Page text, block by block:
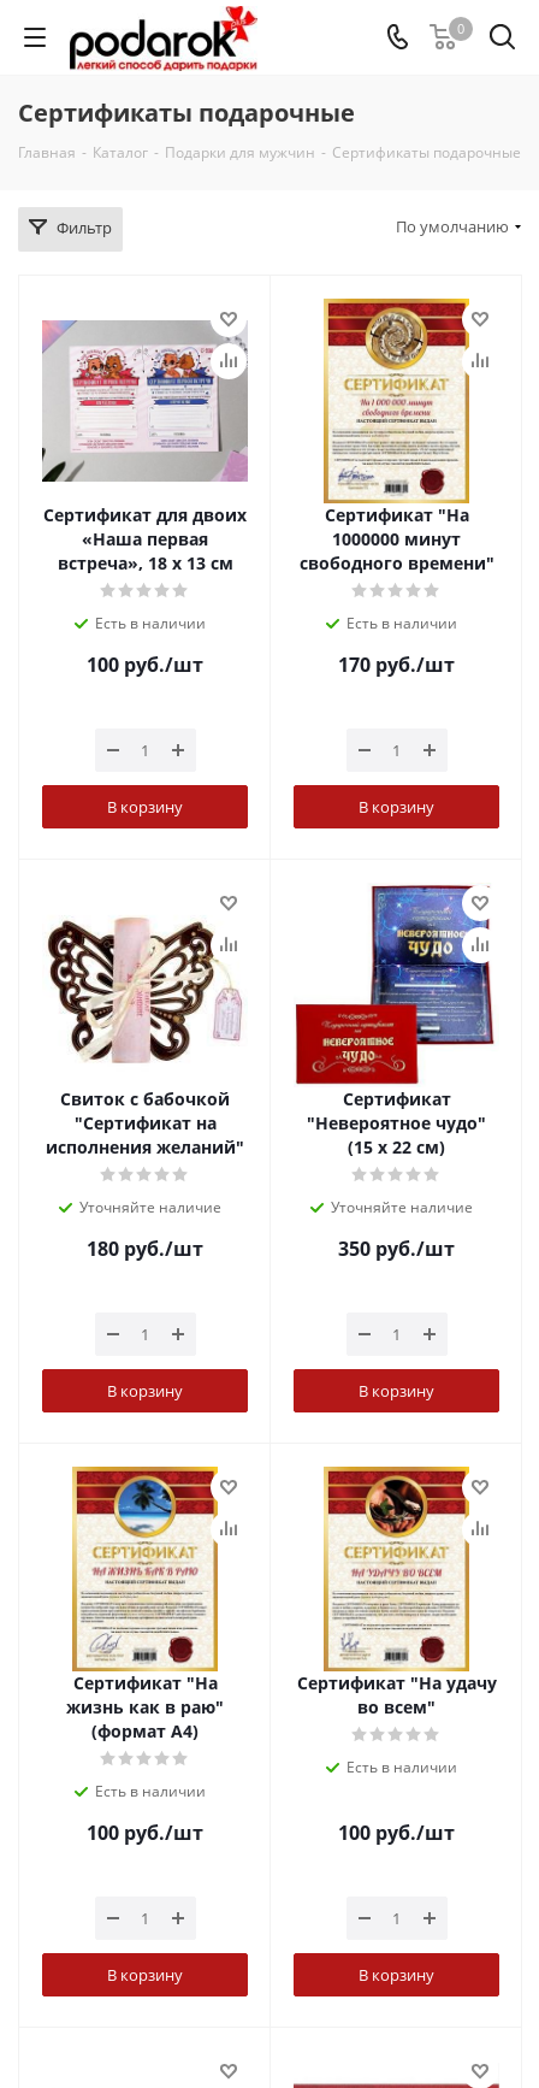
0
Сертификаты подарочные
Главная - Каталог - Подарки для мужчин - Сертификаты подарочные
Фильтр По умолчанию
Сертификат для двоих
«Наша первая
встреча», 18 х 13 см
Есть в наличии
100 руб./шт
В корзину
Сертификат "На
1000000 минут
свободного времени"
Есть в наличии
170 руб./шт
В корзину
Свиток с бабочкой
"Сертификат на
исполнения желаний"
Уточняйте наличие
180 руб./шт
В корзину
Сертификат
"Невероятное чудо"
(15 х 22 см)
Уточняйте наличие
350 руб./шт
В корзину
Сертификат "На
жизнь как в раю"
(формат А4)
Есть в наличии
100 руб./шт
В корзину
Сертификат "На удачу
во всем"
Есть в наличии
100 руб./шт
В корзину